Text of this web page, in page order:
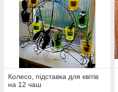
Колесо, підставка для квітів
на 12 чаш